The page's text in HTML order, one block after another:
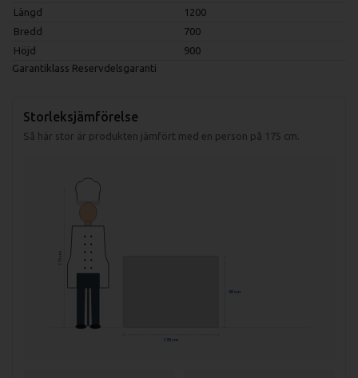
Längd
1200
Bredd
700
Höjd
900
Garantiklass Reservdelsgaranti
Storleksjämförelse
Så här stor är produkten jämfört med en person på 175 cm.
175 cm
90 cm
120 cm